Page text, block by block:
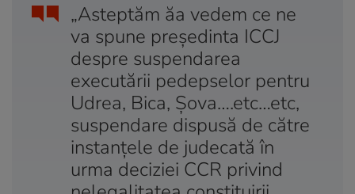
„Asteptăm ăa vedem ce ne
va spune președinta ICCJ
despre suspendarea
executării pedepselor pentru
Udrea, Bica, Șova….etc…etc,
suspendare dispusă de către
instanțele de judecată în
urma deciziei CCR privind